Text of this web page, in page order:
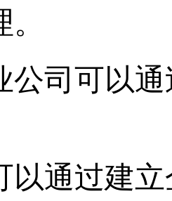
公司可以
以通过建